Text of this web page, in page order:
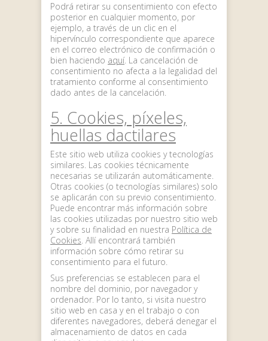
Podrá retirar su consentimiento con efecto
posterior en cualquier momento, por
ejemplo, a través de un clic en el
hipervínculo correspondiente que aparece
en el correo electrónico de confirmación o
bien haciendo aquí. La cancelación de
consentimiento no afecta a la legalidad del
tratamiento conforme al consentimiento
dado antes de la cancelación.
5. Cookies, píxeles,
huellas dactilares
Este sitio web utiliza cookies y tecnologías
similares. Las cookies técnicamente
necesarias se utilizarán automáticamente.
Otras cookies (o tecnologías similares) solo
se aplicarán con su previo consentimiento.
Puede encontrar más información sobre
las cookies utilizadas por nuestro sitio web
y sobre su finalidad en nuestra Política de
Cookies. Allí encontrará también
información sobre cómo retirar su
consentimiento para el futuro.
Sus preferencias se establecen para el
nombre del dominio, por navegador y
ordenador. Por lo tanto, si visita nuestro
sitio web en casa y en el trabajo o con
diferentes navegadores, deberá denegar el
almacenamiento de datos en cada